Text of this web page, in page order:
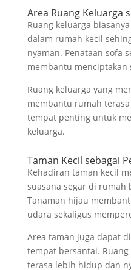
Area Ruang Keluarga
Ruang keluarga
dalam rumah kecil
nyaman. Penataan sofa
membantu menciptakan
Ruang keluarga yang
membantu rumah
tempat penting untuk
keluarga.
Taman Kecil sebagai
Kehadiran taman kecil
suasana segar di rumah
Tanaman hijau
udara sekaligus
Area taman juga dapat
tempat bersantai.
terasa lebih hidup dan